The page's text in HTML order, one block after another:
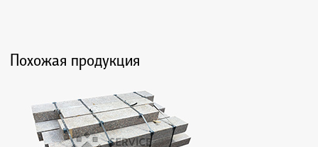
Похожая продукция